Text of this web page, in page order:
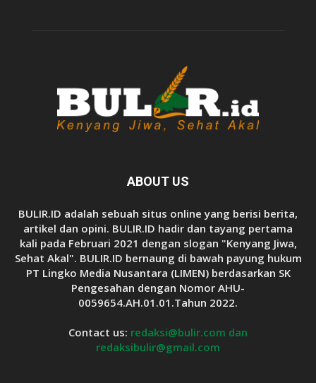
ABOUT US
BULIR.ID adalah sebuah situs online yang berisi berita,
artikel dan opini. BULIR.ID hadir dan tayang pertama
kali pada Februari 2021 dengan slogan "Kenyang Jiwa,
Sehat Akal". BULIR.ID bernaung di bawah payung hukum
PT Lingko Media Nusantara (LIMEN) berdasarkan SK
Pengesahan dengan Nomor AHU-
0059654.AH.01.01.Tahun 2022.
Contact us: redaksi@bulir.com dan
redaksibulir@gmail.com